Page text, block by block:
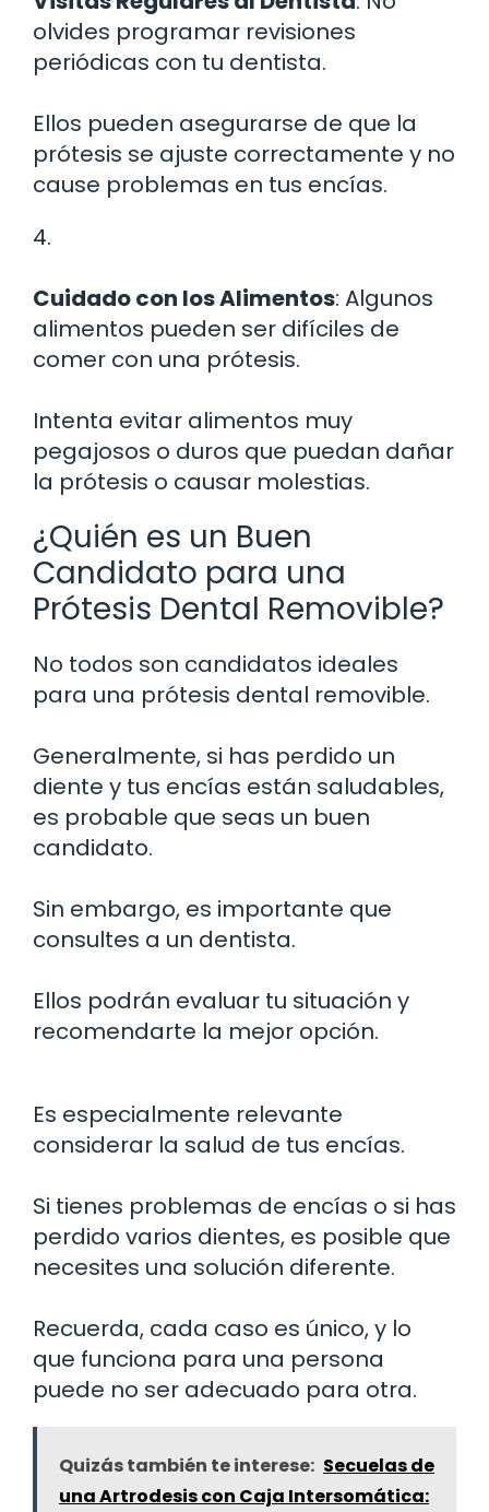
olvides programar revisiones
periódicas con tu dentista.
Ellos pueden asegurarse de que la
prótesis se ajuste correctamente y no
cause problemas en tus encías.
4.
Cuidado con los Alimentos: Algunos
alimentos pueden ser difíciles de
comer con una prótesis.
Intenta evitar alimentos muy
pegajosos o duros que puedan dañar
la prótesis o causar molestias.
¿Quién es un Buen
Candidato para una
Prótesis Dental Removible?
No todos son candidatos ideales
para una prótesis dental removible.
Generalmente, si has perdido un
diente y tus encías están saludables,
es probable que seas un buen
candidato.
Sin embargo, es importante que
consultes a un dentista.
Ellos podrán evaluar tu situación y
recomendarte la mejor opción.
Es especialmente relevante
considerar la salud de tus encías.
Si tienes problemas de encías o si has
perdido varios dientes, es posible que
necesites una solución diferente.
Recuerda, cada caso es único, y lo
que funciona para una persona
puede no ser adecuado para otra.
Quizás también te interese: Secuelas de
una Artrodesis con Caja Intersomática: